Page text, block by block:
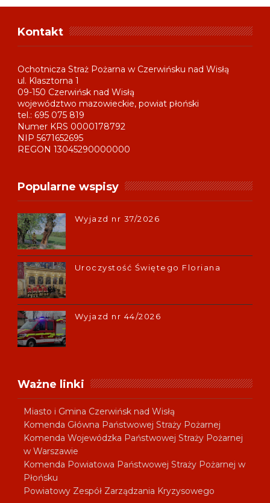
Kontakt
Ochotnicza Straż Pożarna w Czerwińsku nad Wisłą
ul. Klasztorna 1
09-150 Czerwińsk nad Wisłą
województwo mazowieckie, powiat płoński
tel.: 695 075 819
Numer KRS 0000178792
NIP 5671652695
REGON 13045290000000
Popularne wspisy
Wyjazd nr 37/2026
Uroczystość Świętego Floriana
Wyjazd nr 44/2026
Ważne linki
Miasto i Gmina Czerwińsk nad Wisłą
Komenda Główna Państwowej Straży Pożarnej
Komenda Wojewódzka Państwowej Straży Pożarnej
w Warszawie
Komenda Powiatowa Państwowej Straży Pożarnej w
Płońsku
Powiatowy Zespół Zarządzania Kryzysowego